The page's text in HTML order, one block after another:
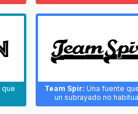
que
Team Spir: Una fuente
un subrayado no